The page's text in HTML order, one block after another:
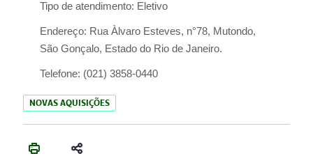
Tipo de atendimento: Eletivo
Endereço: Rua Àlvaro Esteves, n°78, Mutondo,
São Gonçalo, Estado do Rio de Janeiro.
Telefone: (021) 3858-0440
NOVAS AQUISIÇÕES